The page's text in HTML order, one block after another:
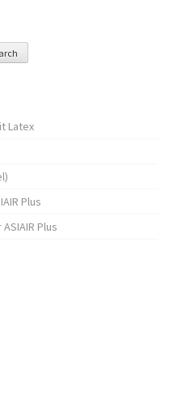
Latex
Plus
Plus